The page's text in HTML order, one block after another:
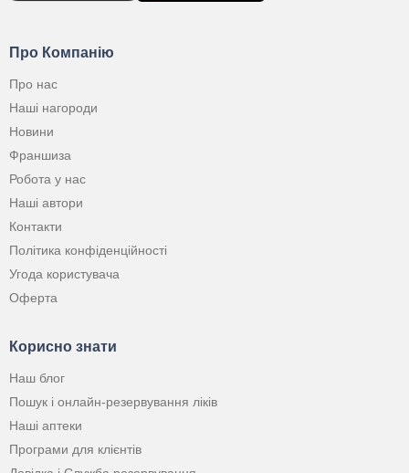
Про Компанію
Про нас
Наші нагороди
Новини
Франшиза
Робота у нас
Наші автори
Контакти
Політика конфіденційності
Угода користувача
Оферта
Корисно знати
Наш блог
Пошук і онлайн-резервування ліків
Наші аптеки
Програми для клієнтів